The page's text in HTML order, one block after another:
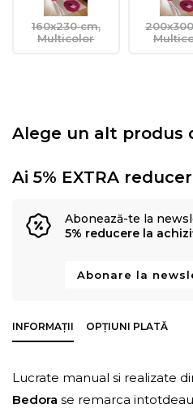
160x230 cm,
Multicolor
Alege un alt produs
Ai 5% EXTRA
Abonează-te la
5% reducere la
Abonare la
INFORMAȚII OPȚIUNI PLATĂ
Lucrate manual si realizate
Bedora se remarca